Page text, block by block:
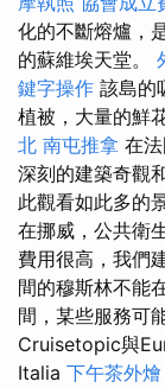
化的不斷熔爐，
的蘇維埃天堂。
鍵字操作 該島的
植被，大量的鮮
北 南屯推拿 在
深刻的建築奇觀
此觀看如此多的
在挪威，公共衛
費用很高，我們
間的穆斯林不能
間，某些服務可
Cruisetopic與
Italia 下午茶外燴